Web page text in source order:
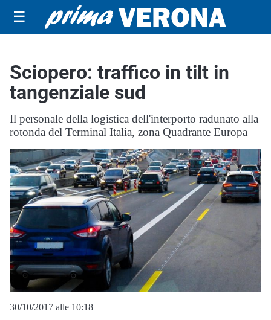
☰
Sciopero: traffico in tilt in
tangenziale sud
Il personale della logistica dell'interporto radunato alla
rotonda del Terminal Italia, zona Quadrante Europa
30/10/2017 alle 10:18